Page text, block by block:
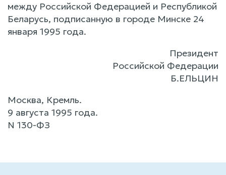
между Российской Федерацией и Республикой
Беларусь, подписанную в городе Минске 24
января 1995 года.
Президент
Российской Федерации
Б.ЕЛЬЦИН
Москва, Кремль.
9 августа 1995 года.
N 130-ФЗ